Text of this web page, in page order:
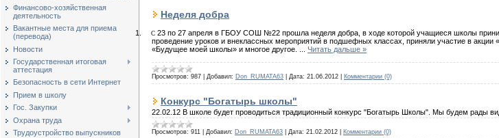
Финансово-хозяйственная
деятельность
Вакантные места для приема
(перевода)
Новости
Государственная итоговая
аттестация
Безопасность в сети Интернет
Прием в школу
Гос. Закупки
Охрана труда
Трудоустройство выпускников
Неделя добра
1. С 23 по 27 апреля в ГБОУ СОШ №22 прошла неделя добра, в ходе которой учащиеся школы
проведение уроков и внеклассных мероприятий в подшефных классах, приняли участие в
«Будущее моей школы» и многое другое.
Читать дальше »
Просмотров: 987 Добавил: Don_RUMATA63 Дата: 21.06.2012 Комментарии (0)
Конкурс "Богатырь школы"
22.02.12 В школе будет проводиться традиционный конкурс "Богатырь Школы". Мы будем рады
Просмотров: 911 Добавил: Don_RUMATA63 Дата: 21.02.2012 Комментарии (0)